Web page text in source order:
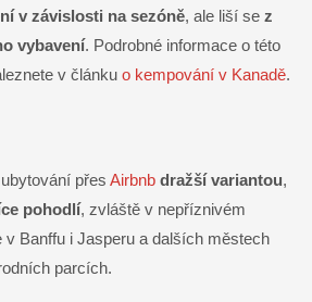
v závislosti na sezóně, ale liší se z
vybavení. Podrobné informace o této
v článku o kempování v Kanadě.
přes Airbnb dražší variantou,
pohodlí, zvláště v nepříznivém
v Banffu i Jasperu a dalších městech
parcích.